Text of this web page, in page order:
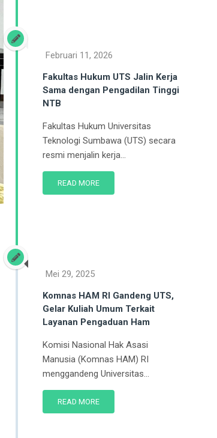
Fakultas Hukum UTS Jalin Kerja
Sama dengan Pengadilan Tinggi
NTB
Fakultas Hukum Universitas
Teknologi Sumbawa (UTS) secara
resmi menjalin kerja...
READ MORE
Februari 11, 2026
Komnas HAM RI Gandeng UTS,
Gelar Kuliah Umum Terkait
Layanan Pengaduan Ham
Komisi Nasional Hak Asasi
Manusia (Komnas HAM) RI
menggandeng Universitas...
READ MORE
Mei 29, 2025